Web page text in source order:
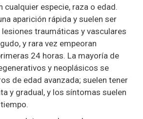
cualquier especie, raza o edad.
aparición rápida y suelen ser
traumáticas y vasculares
y rara vez empeoran
24 horas. La mayoría de
y neoplásicos se
de edad avanzada; suelen tener
y gradual, y los síntomas suelen